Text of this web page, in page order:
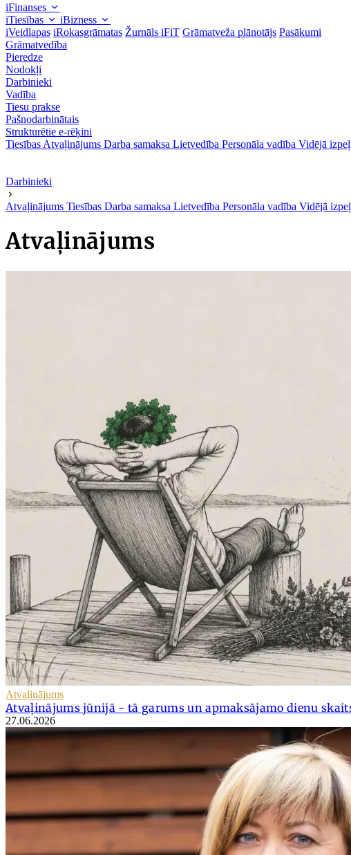
iFinanses
iTiesības
iBizness
iVeidlapas iRokasgrāmatas Žurnāls iFiT Grāmatveža plānotājs Pasākumi
Grāmatvedība
Pieredze
Nodokļi
Darbinieki
Vadība
Tiesu prakse
Pašnodarbinātais
Strukturētie e-rēķini
Tiesības Atvaļinājums Darba samaksa Lietvedība Personāla vadība Vidējā
Darbinieki
Atvaļinājums Tiesības Darba samaksa Lietvedība Personāla vadība Vidējā
Atvaļinājums
Atvaļinājums
Atvaļinājums jūnijā - tā garums un apmaksājamo dienu
27.06.2026